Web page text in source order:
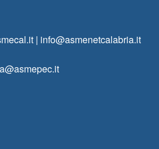
| info@asmenetcalabria.it